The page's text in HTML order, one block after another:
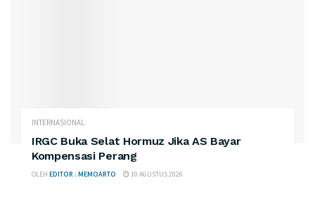
INTERNASIONAL
IRGC Buka Selat Hormuz Jika AS Bayar
Kompensasi Perang
OLEH EDITOR : MEMOARTO 10 AGUSTUS 2026